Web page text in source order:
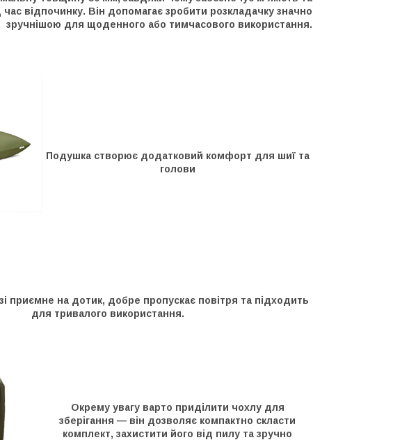
відпочинку. Він допомагає зробити розкладачку значно
зручнішою для щоденного або тимчасового використання.
Подушка створює додатковий комфорт для шиї та
голови
приємне на дотик, добре пропускає повітря та підходить
для тривалого використання.
Окрему увагу варто приділити чохлу для
зберігання — він дозволяє компактно скласти
комплект, захистити його від пилу та зручно